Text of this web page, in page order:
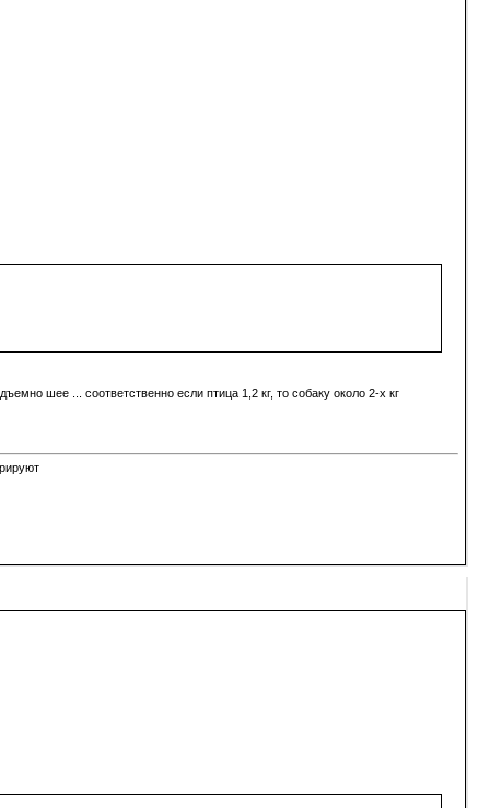
шее ... соответственно если птица 1,2 кг, то собаку около 2-х кг